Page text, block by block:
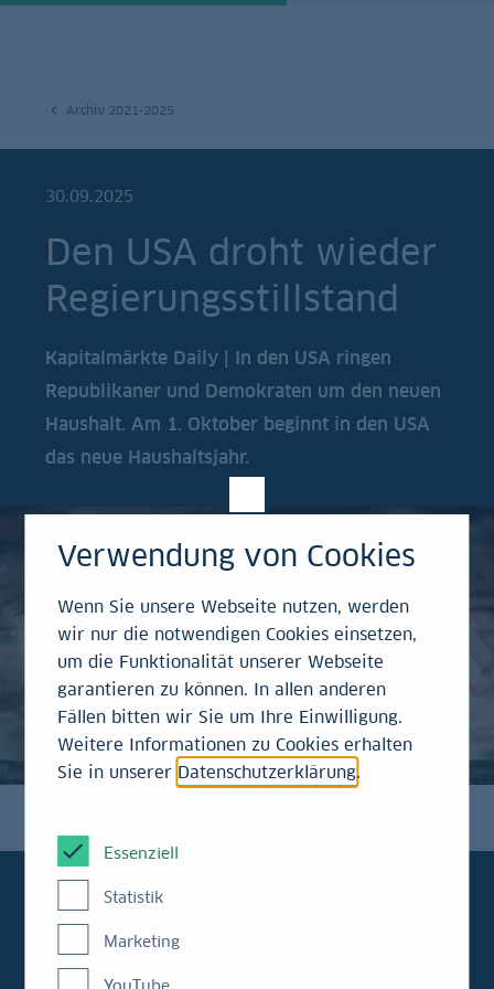
Archiv 2021-2025
30.09.2025
Den USA droht wieder
Regierungsstillstand
Kapitalmärkte Daily | In den USA ringen
Republikaner und Demokraten um den neuen
Haushalt. Am 1. Oktober beginnt in den USA
das neue Haushaltsjahr.
Immer aktuell
Verwendung von Cookies
Wenn Sie unsere Webseite nutzen, werden
wir nur die notwendigen Cookies einsetzen,
um die Funktionalität unserer Webseite
garantieren zu können. In allen anderen
Fällen bitten wir Sie um Ihre Einwilligung.
Weitere Informationen zu Cookies erhalten
Sie in unserer Datenschutzerklärung.
Essenziell
Statistik
Marketing
YouTube